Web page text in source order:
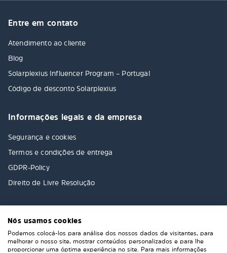
Entre em contato
Atendimento ao cliente
Blog
Solarplexius Influencer Program – Portugal
Código de desconto Solarplexius
Informações legais e da empresa
Segurança e cookies
Termos e condições de entrega
GDPR-Policy
Direito de Livre Resolução
Nós usamos cookies
Podemos colocá-los para análise dos nossos dados de visitantes, para
melhorar o nosso site, mostrar conteúdos personalizados e para lhe
proporcionar uma óptima experiência no site. Para mais informações